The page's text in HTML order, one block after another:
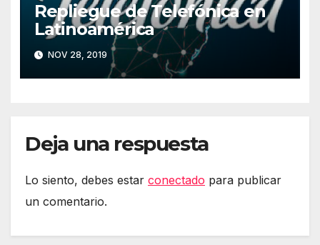
Repliegue de Telefónica en
Latinoamérica
NOV 28, 2019
Deja una respuesta
Lo siento, debes estar conectado para publicar
un comentario.